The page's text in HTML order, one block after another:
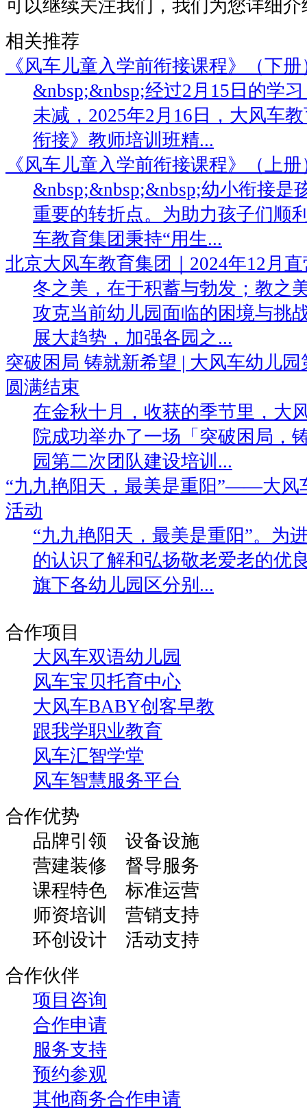
可以继续关注我们，我们为您详细介
相关推荐
《风车儿童入学前衔接课程》（下
&nbsp;&nbsp;经过2月15日的学
未减，2025年2月16日，大风车
衔接》教师培训班精...
《风车儿童入学前衔接课程》（上
&nbsp;&nbsp;&nbsp;幼小衔接是
重要的转折点。为助力孩子们顺
车教育集团秉持“用生...
北京大风车教育集团｜2024年12月
冬之美，在于积蓄与勃发；教之
攻克当前幼儿园面临的困境与挑
展大趋势，加强各园之...
突破困局 铸就新希望 | 大风车幼儿
圆满结束
在金秋十月，收获的季节里，大
院成功举办了一场「突破困局，
园第二次团队建设培训...
“九九艳阳天，最美是重阳”——大风
活动
“九九艳阳天，最美是重阳”。为
的认识了解和弘扬敬老爱老的优
旗下各幼儿园区分别...
合作项目
大风车双语幼儿园
风车宝贝托育中心
大风车BABY创客早教
跟我学职业教育
风车汇智学堂
风车智慧服务平台
合作优势
品牌引领 设备设施
营建装修 督导服务
课程特色 标准运营
师资培训 营销支持
环创设计 活动支持
合作伙伴
项目咨询
合作申请
服务支持
预约参观
其他商务合作申请